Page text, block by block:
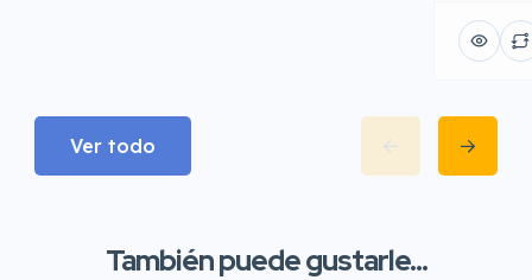
Ver todo
También puede gustarle...